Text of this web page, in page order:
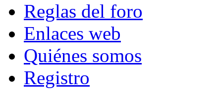
Reglas del foro
Enlaces web
Quiénes somos
Registro